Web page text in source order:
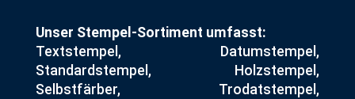
Unser Stempel-Sortiment umfasst:
Textstempel, Datumstempel,
Standardstempel, Holzstempel,
Selbstfärber, Trodatstempel,